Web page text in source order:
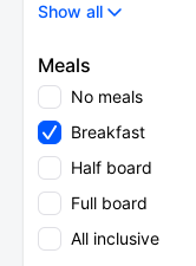
Show all
Meals
No meals
Breakfast
Half board
Full board
All inclusive